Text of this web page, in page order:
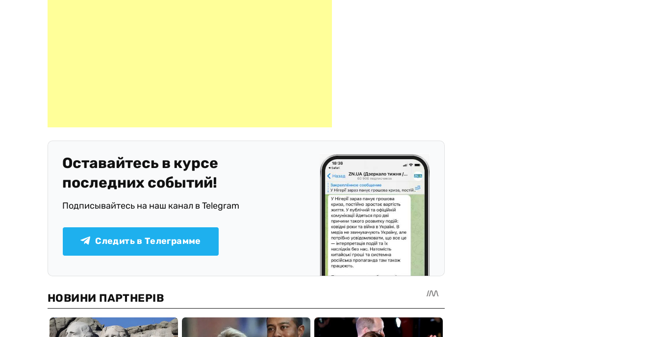
Оставайтесь в курсе
последних событий!
Подписывайтесь на наш канал в Telegram
Следить в Телеграмме